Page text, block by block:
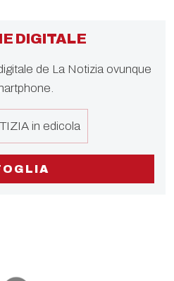
DIGITALE
de La Notizia ovunque